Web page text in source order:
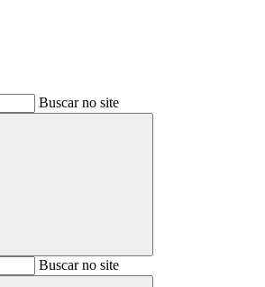
Buscar no site
BuscarBuscar no site